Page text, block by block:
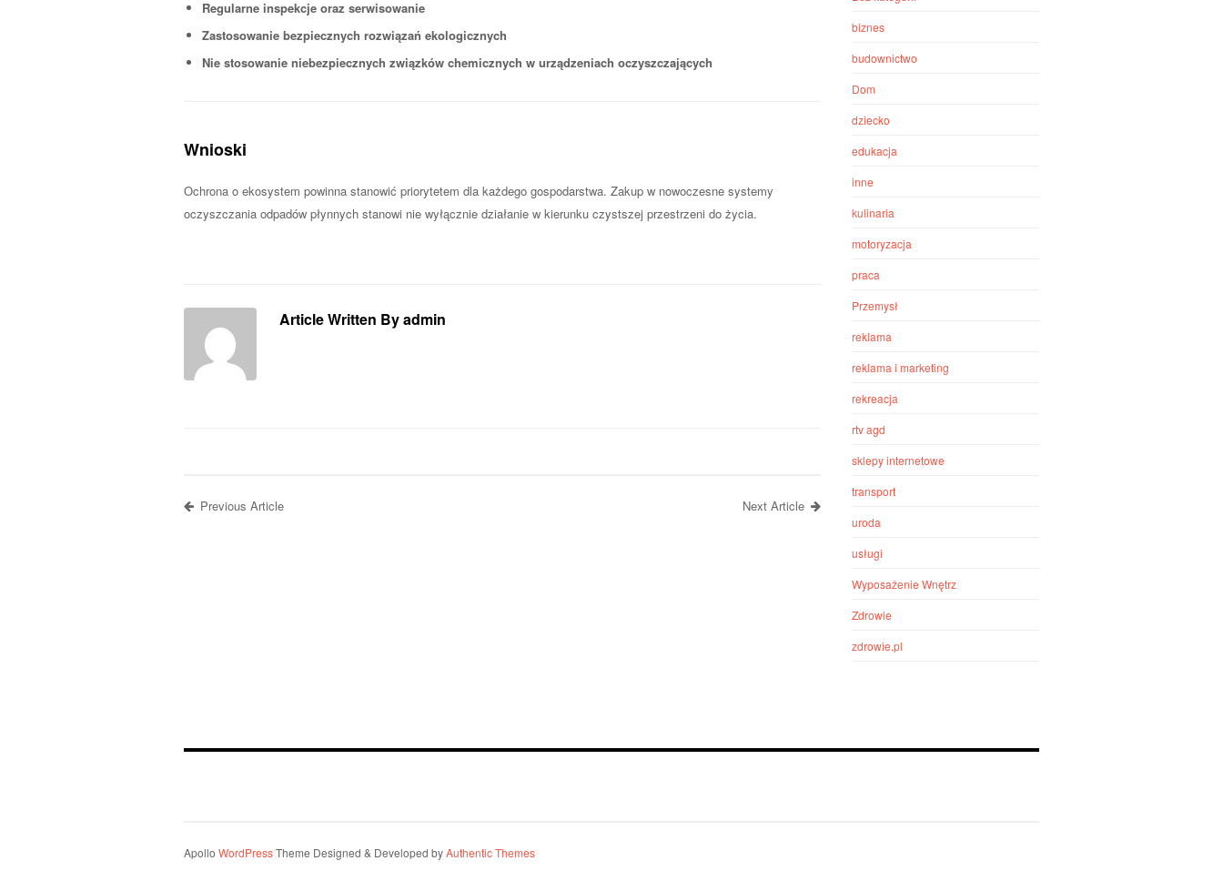
Regularne inspekcje oraz serwisowanie
Zastosowanie bezpiecznych rozwiązań ekologicznych
Nie stosowanie niebezpiecznych związków chemicznych w urządzeniach oczyszczających
Wnioski
Ochrona o ekosystem powinna stanowić priorytetem dla każdego gospodarstwa. Zakup w nowoczesne systemy
oczyszczania odpadów płynnych stanowi nie wyłącznie działanie w kierunku czystszej przestrzeni do życia.
Article Written By admin
Previous Article Next Article
biznes
budownictwo
Dom
dziecko
edukacja
inne
kulinaria
motoryzacja
praca
Przemysł
reklama
reklama i marketing
rekreacja
rtv agd
sklepy internetowe
transport
uroda
usługi
Wyposażenie Wnętrz
Zdrowie
zdrowie.pl
Apollo WordPressTheme Designed & Developed byAuthentic Themes